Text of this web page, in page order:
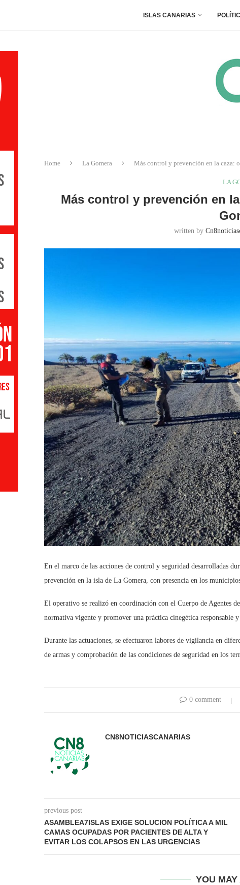
ISLAS CANARIAS
Home La Gomera Más control y prevención en la caza:
LA
Más control y prevención en
written by
En el marco de las acciones de control y seguridad desarrolladas
prevención en la isla de La Gomera, con presencia en los
El operativo se realizó en coordinación con el Cuerpo de Agentes
normativa vigente y promover una práctica cinegética responsable y
Durante las actuaciones, se efectuaron labores de vigilancia en
de armas y comprobación de las condiciones de seguridad en los
0 comment
CN8NOTICIASCANARIAS
previous post
ASAMBLEA7ISLAS EXIGE SOLUCION POLÍTICA A MIL
CAMAS OCUPADAS POR PACIENTES DE ALTA Y
EVITAR LOS COLAPSOS EN LAS URGENCIAS
YOU